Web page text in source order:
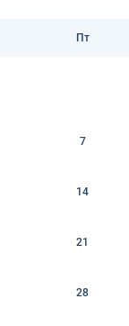
Пт
7
14
21
28